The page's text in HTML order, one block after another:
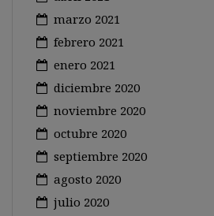
marzo 2021
febrero 2021
enero 2021
diciembre 2020
noviembre 2020
octubre 2020
septiembre 2020
agosto 2020
julio 2020